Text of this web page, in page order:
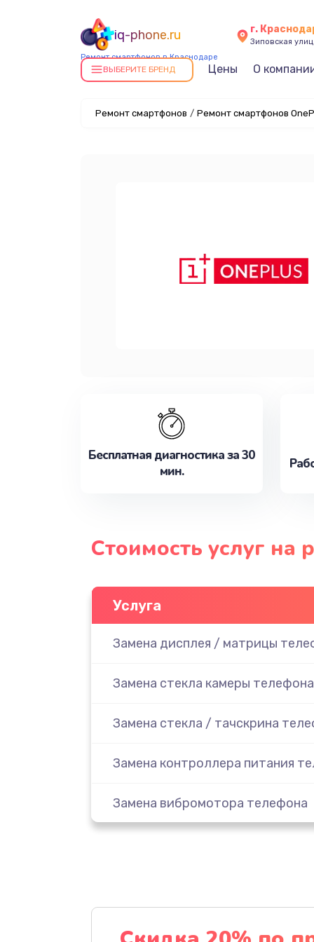
iq-phone.ru
Ремонт смартфонов в Краснодаре
г.
Зиповская
ВЫБЕРИТЕ БРЕНД Цены О
Ремонт смартфонов / Ремонт смартфонов
Бесплатная диагностика за 30
мин.
Стоимость услуг
Услуга
Замена дисплея / матрицы
Замена стекла камеры телефона
Замена стекла / тачскрина
Замена контроллера питания
Замена вибромотора телефона